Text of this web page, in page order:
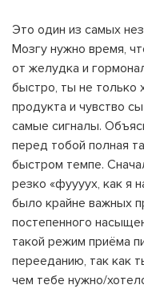
Это один из самых
Мозгу нужно время,
от желудка и
быстро, ты не только
продукта и чувство
самые сигналы.
перед тобой полная
быстром темпе.
резко «фуууух, как я
было крайне важных
постепенного
такой режим приёма
перееданию, так как
чем тебе нужно/